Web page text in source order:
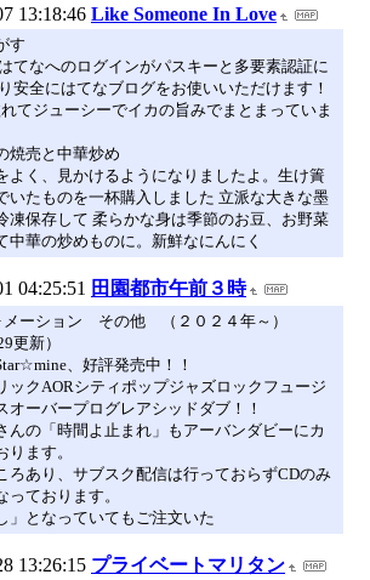
13:18:46 Like Someone In Love
す
てなへのログインがパスキーと多要素認証に
安全にはてなブログをお使いいただけます！
てジューシーでイカの旨みでまとまっていま
焼売と中華炒め
よく、見かけるようになりましたよ。生け簀
いたものを一杯購入しました 立派な大きな墨
凍保存して 柔らかな身は季節のお豆、お野菜
中華の炒めものに。新鮮なにんにく
04:25:51 田園都市午前３時
メーション その他 （２０２４年～）
更新）
、好評発売中！！
ックAORシティポップジャズロックフュージ
オーバープログレアシッドダブ！！
んの「時間よ止まれ」もアーバンダビーにカ
ります。
ろあり、サブスク配信は行っておらずCDのみ
っております。
」となっていてもご注文いた
13:26:15 プライベートマリタン